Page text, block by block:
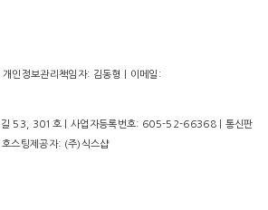
인정보관리책임자: 김동형 | 이메일:
53, 301호 | 사업자등록번호: 605-52-66368| 통신판
호스팅제공자: (주)식스샵